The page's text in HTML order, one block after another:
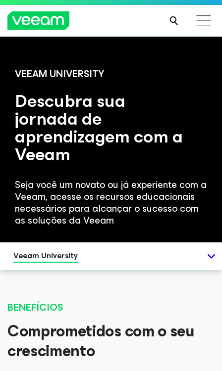
pela atualização de conteúdo da CrowdStrike
MAIS
VEEAM UNIVERSITY
Descubra sua
jornada de
aprendizagem com a
Veeam
Seja você um novato ou já experiente com a
Veeam, acesse os recursos educacionais
necessários para alcançar o sucessocom
as soluções da Veeam
Veeam University
BENEFÍCIOS
Comprometidos com o seu
crescimento